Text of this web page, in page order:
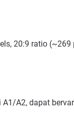
20:9 ratio (~269
A1/A2, dapat